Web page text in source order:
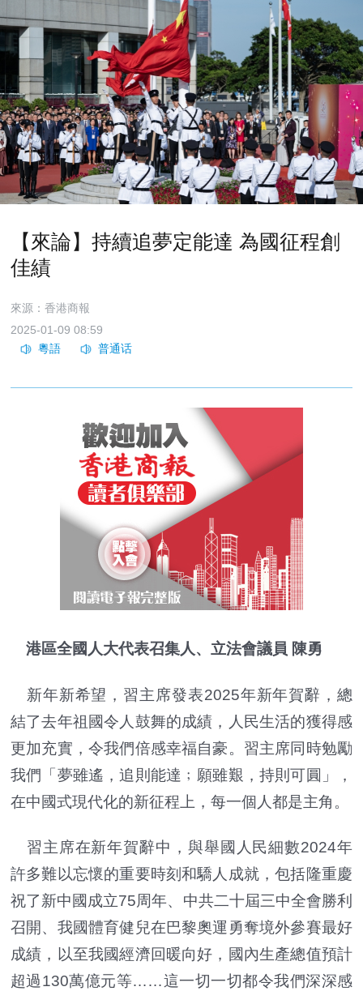
【來論】持續追夢定能達 為國征程創
佳績
來源：香港商報
2025-01-09 08:59
港區全國人大代表召集人、立法會議員 陳勇
新年新希望，習主席發表2025年新年賀辭，總
結了去年祖國令人鼓舞的成績，人民生活的獲得感
更加充實，令我們倍感幸福自豪。習主席同時勉勵
我們「夢雖遙，追則能達﹔願雖艱，持則可圓」，
在中國式現代化的新征程上，每一個人都是主角。
習主席在新年賀辭中，與舉國人民細數2024年
許多難以忘懷的重要時刻和驕人成就，包括隆重慶
祝了新中國成立75周年、中共二十屆三中全會勝利
召開、我國體育健兒在巴黎奧運勇奪境外參賽最好
成績，以至我國經濟回暖向好，國內生產總值預計
超過130萬億元等……這一切一切都令我們深深感